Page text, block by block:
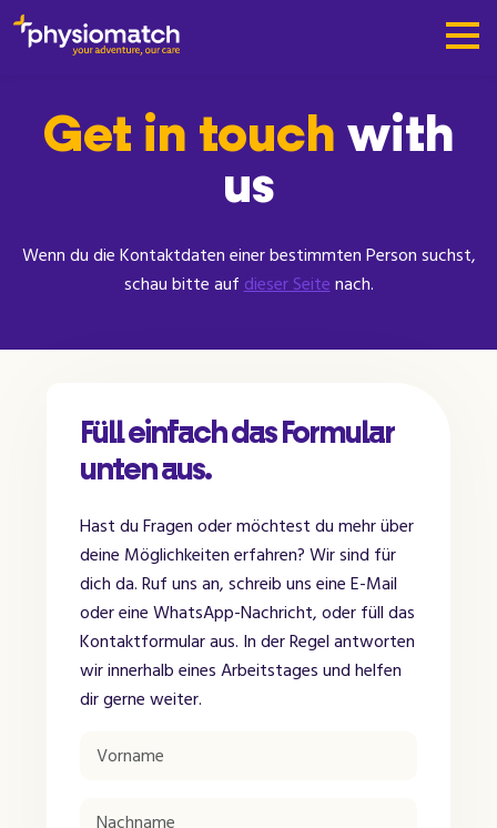
Get in touch with
us
Wenn du die Kontaktdaten einer bestimmten Person suchst,
schau bitte auf dieser Seite nach.
Füll einfach das Formular
unten aus.
Hast du Fragen oder möchtest du mehr über
deine Möglichkeiten erfahren? Wir sind für
dich da. Ruf uns an, schreib uns eine E-Mail
oder eine WhatsApp-Nachricht, oder füll das
Kontaktformular aus. In der Regel antworten
wir innerhalb eines Arbeitstages und helfen
dir gerne weiter.